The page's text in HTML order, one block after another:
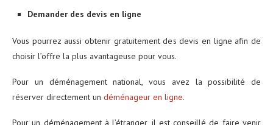
Demander des devis en ligne
Vous pourrez aussi obtenir gratuitement des devis en ligne afin de
choisir l’offre la plus avantageuse pour vous.
Pour un déménagement national, vous avez la possibilité de
réserver directement un déménageur en ligne.
Pour un déménagement à l’étranger, il est conseillé de faire venir